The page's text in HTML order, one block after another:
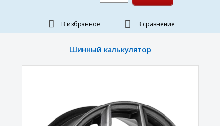
В избранное В сравнение
Шинный калькулятор